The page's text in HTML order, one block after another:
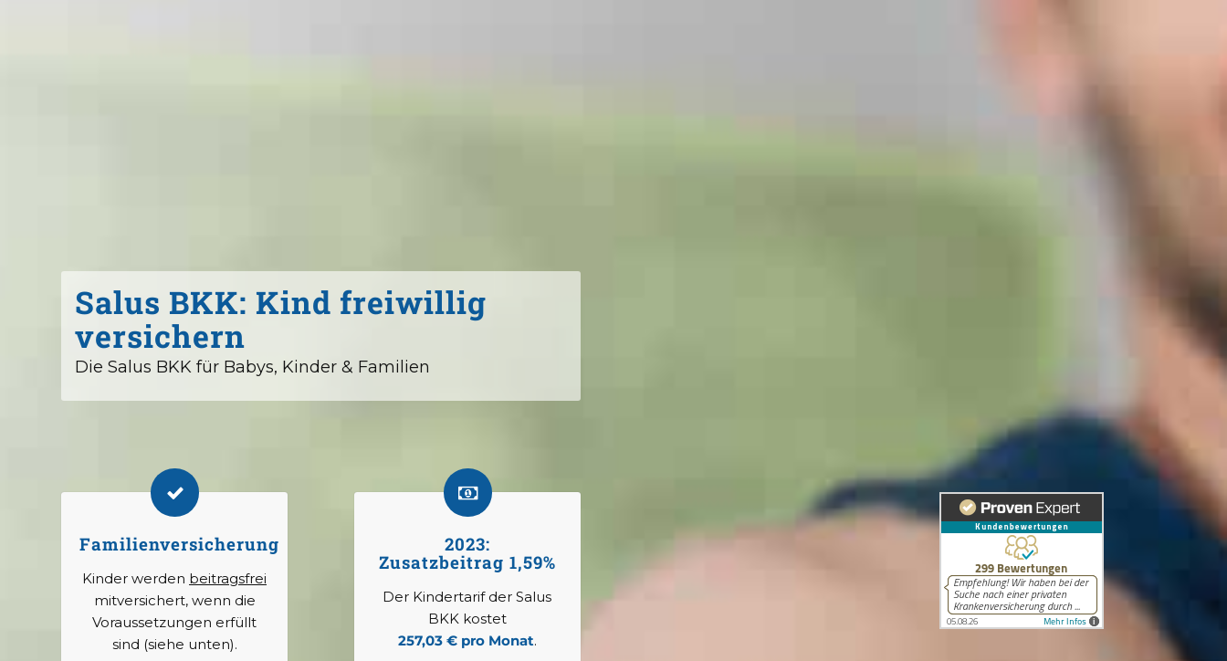
Salus BKK: Kind freiwillig
versichern
Die Salus BKK für Babys, Kinder & Familien
Familienversicherung
Kinder werden beitragsfrei
mitversichert, wenn die
Voraussetzungen erfüllt
sind (siehe unten).
2023:
Zusatzbeitrag 1,59%
Der Kindertarif der Salus
BKK kostet
257,03 € pro Monat.